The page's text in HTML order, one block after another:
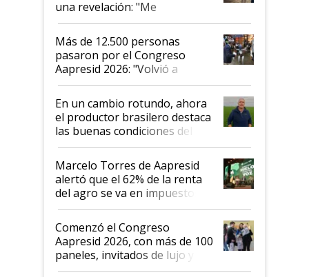
una revelación: "Me
impresionó mucho"
Más de 12.500 personas
pasaron por el Congreso
Aapresid 2026: "Volvió a
demostrar que hablar del
suelo es hablar de todo el
sistema productivo"
En un cambio rotundo, ahora
el productor brasilero destaca
las buenas condiciones del
agro argentino para invertir:
"Los veo más motivados"
Marcelo Torres de Aapresid
alertó que el 62% de la renta
del agro se va en impuestos:
"No es bueno que en
Argentina se sigan discutiendo
las mismas cosas de hace 50
años"
Comenzó el Congreso
Aapresid 2026, con más de 100
paneles, invitados de lujo y
todas las tendencias